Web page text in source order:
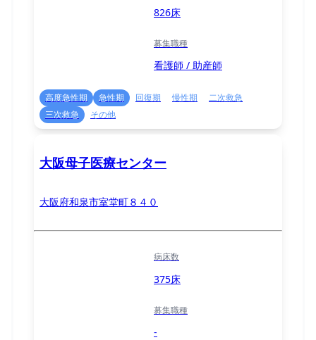
826床
募集職種
看護師 / 助産師
高度急性期 急性期 回復期 慢性期
二次救急
三次救急
その他
大阪母子医療センター
大阪府和泉市室堂町８４０
病床数
375床
募集職種
-